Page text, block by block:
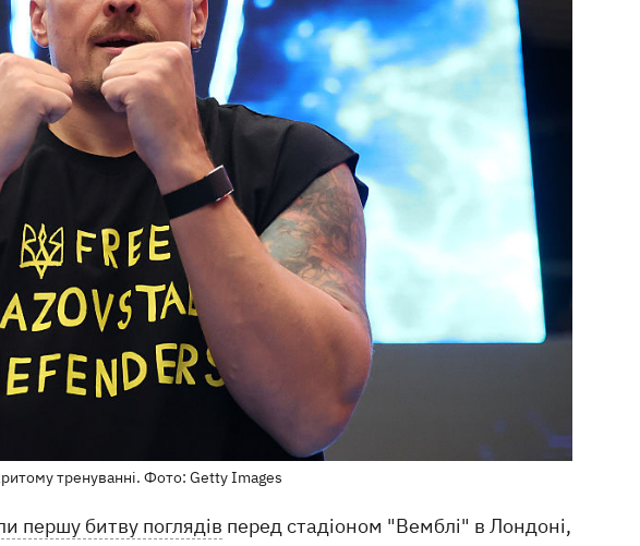
тренуванні. Фото: Getty Images
першу битву поглядів перед стадіоном "Вемблі" в Лондоні,